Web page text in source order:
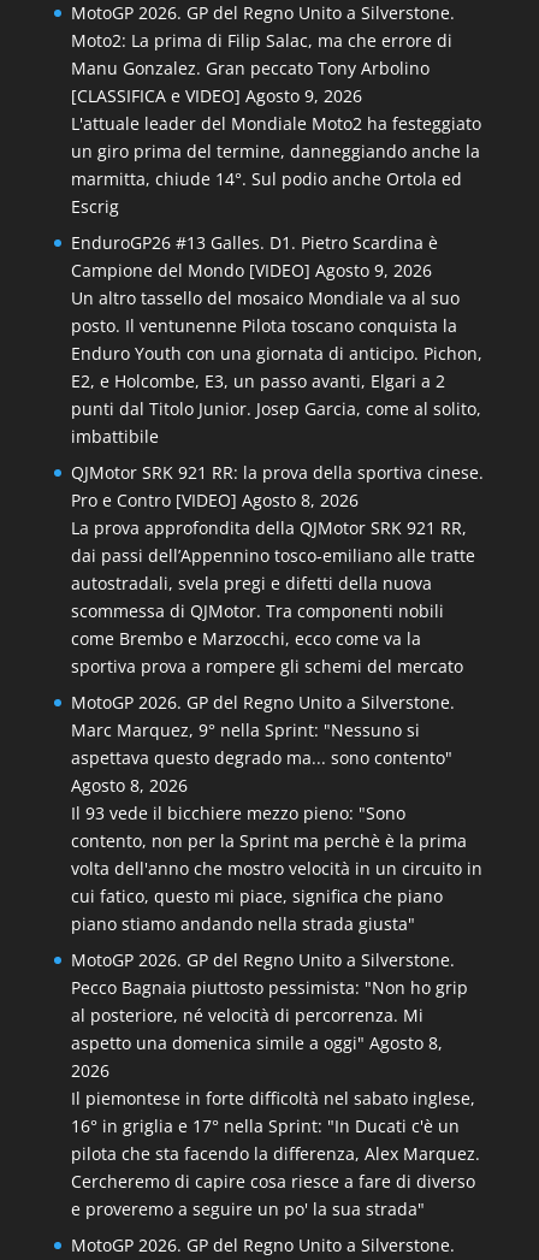
MotoGP 2026. GP del Regno Unito a Silverstone.
Moto2: La prima di Filip Salac, ma che errore di
Manu Gonzalez. Gran peccato Tony Arbolino
[CLASSIFICA e VIDEO] Agosto 9, 2026
L'attuale leader del Mondiale Moto2 ha festeggiato
un giro prima del termine, danneggiando anche la
marmitta, chiude 14°. Sul podio anche Ortola ed
Escrig
EnduroGP26 #13 Galles. D1. Pietro Scardina è
Campione del Mondo [VIDEO] Agosto 9, 2026
Un altro tassello del mosaico Mondiale va al suo
posto. Il ventunenne Pilota toscano conquista la
Enduro Youth con una giornata di anticipo. Pichon,
E2, e Holcombe, E3, un passo avanti, Elgari a 2
punti dal Titolo Junior. Josep Garcia, come al solito,
imbattibile
QJMotor SRK 921 RR: la prova della sportiva cinese.
Pro e Contro [VIDEO] Agosto 8, 2026
La prova approfondita della QJMotor SRK 921 RR,
dai passi dell’Appennino tosco-emiliano alle tratte
autostradali, svela pregi e difetti della nuova
scommessa di QJMotor. Tra componenti nobili
come Brembo e Marzocchi, ecco come va la
sportiva prova a rompere gli schemi del mercato
MotoGP 2026. GP del Regno Unito a Silverstone.
Marc Marquez, 9° nella Sprint: "Nessuno si
aspettava questo degrado ma... sono contento"
Agosto 8, 2026
Il 93 vede il bicchiere mezzo pieno: "Sono
contento, non per la Sprint ma perchè è la prima
volta dell'anno che mostro velocità in un circuito in
cui fatico, questo mi piace, significa che piano
piano stiamo andando nella strada giusta"
MotoGP 2026. GP del Regno Unito a Silverstone.
Pecco Bagnaia piuttosto pessimista: "Non ho grip
al posteriore, né velocità di percorrenza. Mi
aspetto una domenica simile a oggi" Agosto 8,
2026
Il piemontese in forte difficoltà nel sabato inglese,
16° in griglia e 17° nella Sprint: "In Ducati c'è un
pilota che sta facendo la differenza, Alex Marquez.
Cercheremo di capire cosa riesce a fare di diverso
e proveremo a seguire un po' la sua strada"
MotoGP 2026. GP del Regno Unito a Silverstone.